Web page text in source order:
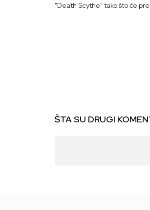
"Death Scythe" tako što će
ŠTA SU DRUGI